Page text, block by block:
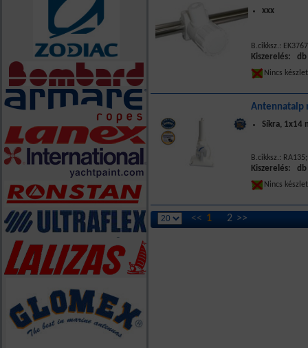
xxx
B.cikksz.:
Kiszerelés: db
Nincs
Antennatalp
Síkra,
B.cikksz.:
Kiszerelés: db
Nincs
<< 1 2 >>